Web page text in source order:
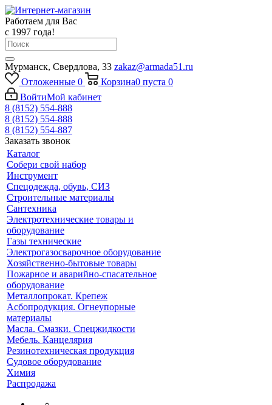
Работаем для Вас
с 1997 года!
Мурманск, Свердлова, 33 zakaz@armada51.ru
Отложенные 0 Корзина0 пуста 0
ВойтиМой кабинет
8 (8152) 554-888
8 (8152) 554-888
8 (8152) 554-887
Заказать звонок
Каталог
Собери свой набор
Инструмент
Спецодежда, обувь, СИЗ
Строительные материалы
Сантехника
Электротехнические товары и
оборудование
Газы технические
Электрогазосварочное оборудование
Хозяйственно-бытовые товары
Пожарное и аварийно-спасательное
оборудование
Металлопрокат. Крепеж
Асбопродукция. Огнеупорные
материалы
Масла. Смазки. Спецжидкости
Мебель. Канцелярия
Резинотехническая продукция
Судовое оборудование
Химия
Распродажа